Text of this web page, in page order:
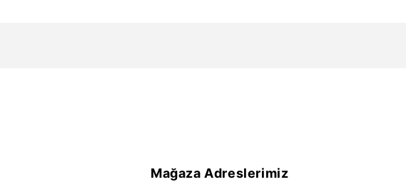
Mağaza Adreslerimiz